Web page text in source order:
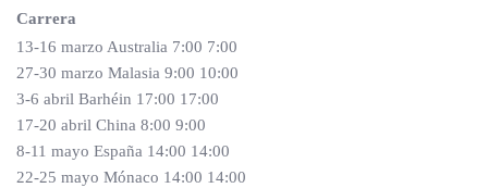
Carrera
13-16 marzo Australia 7:00 7:00
27-30 marzo Malasia 9:00 10:00
3-6 abril Barhéin 17:00 17:00
17-20 abril China 8:00 9:00
8-11 mayo España 14:00 14:00
22-25 mayo Mónaco 14:00 14:00